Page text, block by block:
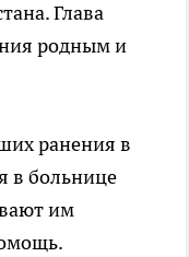
Глава
родным и
ранения в
в больнице
им